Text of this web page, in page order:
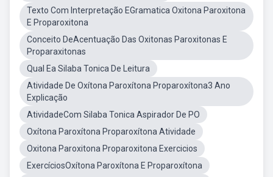
Texto Com Interpretação EGramatica Oxitona Paroxitona
E Proparoxitona
Conceito DeAcentuação Das Oxitonas Paroxitonas E
Proparaxitonas
Qual Ea Silaba Tonica De Leitura
Atividade De Oxítona Paroxítona Proparoxítona3 Ano
Explicação
AtividadeCom Silaba Tonica Aspirador De PO
Oxítona Paroxítona Proparoxítona Atividade
Oxitona Paroxitona Proparoxitona Exercicios
ExercíciosOxítona Paroxítona E Proparoxítona